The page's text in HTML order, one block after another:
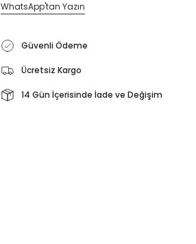
WhatsApp'tan Yazın
Güvenli Ödeme
Ücretsiz Kargo
14 Gün İçerisinde İade ve Değişim